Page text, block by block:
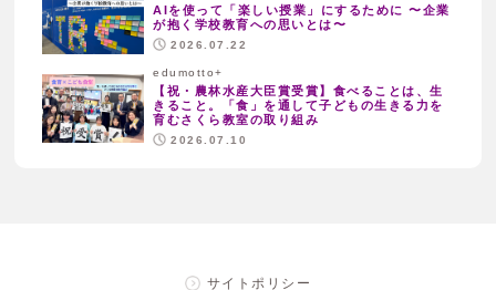
AIを使って「楽しい授業」にするために 〜企業
が抱く学校教育への思いとは〜
2026.07.22
edumotto+
【祝・農林水産大臣賞受賞】食べることは、生
きること。「食」を通して子どもの生きる力を
育むさくら教室の取り組み
2026.07.10
サイトポリシー